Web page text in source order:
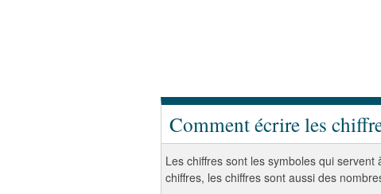
Comment écrire les
Les chiffres sont les symboles qui
chiffres, les chiffres sont aussi des